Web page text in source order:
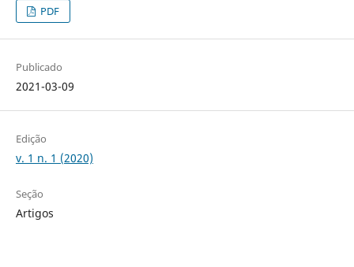
PDF
Publicado
2021-03-09
Edição
v. 1 n. 1 (2020)
Seção
Artigos